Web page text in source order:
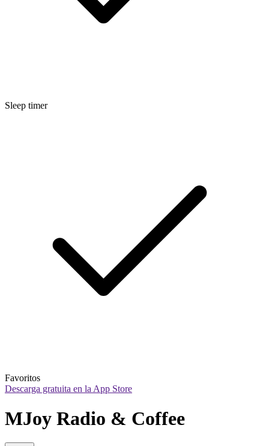
Sleep timer
Favoritos
Descarga gratuita en la App Store
MJoy Radio & Coffee